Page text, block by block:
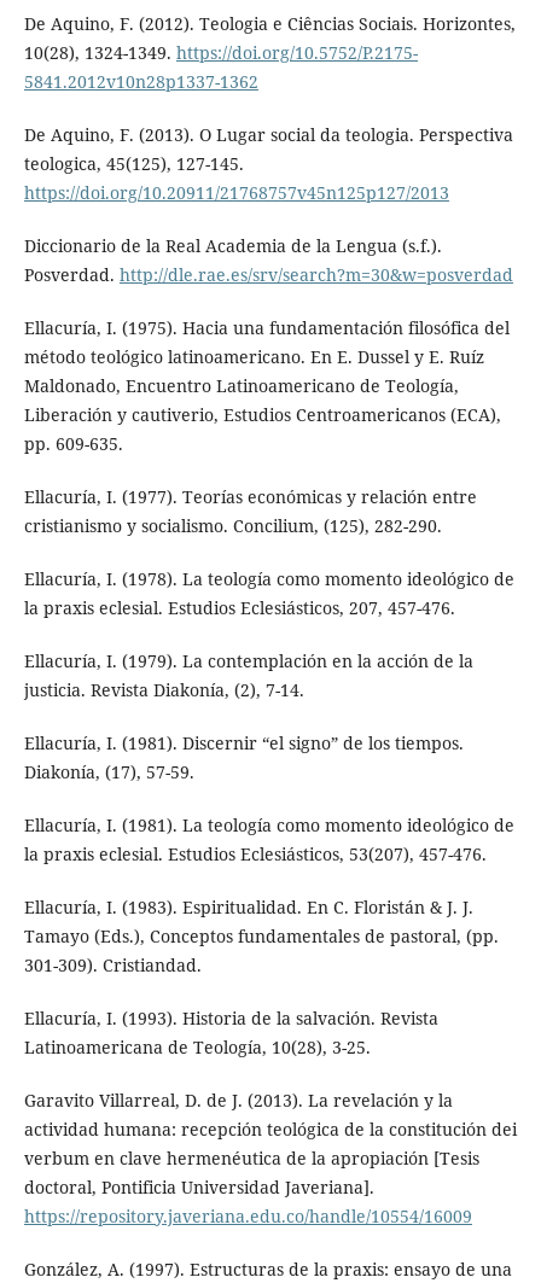
De Aquino, F. (2012). Teologia e Ciências Sociais. Horizontes,
10(28), 1324-1349. https://doi.org/10.5752/P.2175-
5841.2012v10n28p1337-1362
De Aquino, F. (2013). O Lugar social da teologia. Perspectiva
teologica, 45(125), 127-145.
https://doi.org/10.20911/21768757v45n125p127/2013
Diccionario de la Real Academia de la Lengua (s.f.).
Posverdad. http://dle.rae.es/srv/search?m=30&w=posverdad
Ellacuría, I. (1975). Hacia una fundamentación filosófica del
método teológico latinoamericano. En E. Dussel y E. Ruíz
Maldonado, Encuentro Latinoamericano de Teología,
Liberación y cautiverio, Estudios Centroamericanos (ECA),
pp. 609-635.
Ellacuría, I. (1977). Teorías económicas y relación entre
cristianismo y socialismo. Concilium, (125), 282-290.
Ellacuría, I. (1978). La teología como momento ideológico de
la praxis eclesial. Estudios Eclesiásticos, 207, 457-476.
Ellacuría, I. (1979). La contemplación en la acción de la
justicia. Revista Diakonía, (2), 7-14.
Ellacuría, I. (1981). Discernir “el signo” de los tiempos.
Diakonía, (17), 57-59.
Ellacuría, I. (1981). La teología como momento ideológico de
la praxis eclesial. Estudios Eclesiásticos, 53(207), 457-476.
Ellacuría, I. (1983). Espiritualidad. En C. Floristán & J. J.
Tamayo (Eds.), Conceptos fundamentales de pastoral, (pp.
301-309). Cristiandad.
Ellacuría, I. (1993). Historia de la salvación. Revista
Latinoamericana de Teología, 10(28), 3-25.
Garavito Villarreal, D. de J. (2013). La revelación y la
actividad humana: recepción teológica de la constitución dei
verbum en clave hermenéutica de la apropiación [Tesis
doctoral, Pontificia Universidad Javeriana].
https://repository.javeriana.edu.co/handle/10554/16009
González, A. (1997). Estructuras de la praxis: ensayo de una